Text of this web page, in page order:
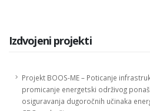
Izdvojeni projekti
Projekt BOOS-ME – Poticanje
promicanje energetski održivog
osiguravanja dugoročnih učinaka